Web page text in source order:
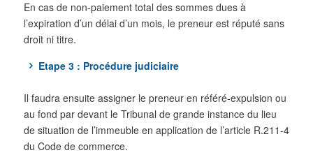
En cas de non-paiement total des sommes dues à
l’expiration d’un délai d’un mois, le preneur est réputé sans
droit ni titre.
Etape 3 : Procédure judiciaire
Il faudra ensuite assigner le preneur en référé-expulsion ou
au fond par devant le Tribunal de grande instance du lieu
de situation de l’immeuble en application de l’article R.211-4
du Code de commerce.